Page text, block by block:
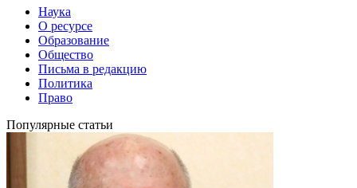
Наука
О ресурсе
Образование
Общество
Письма в редакцию
Политика
Право
Популярные статьи